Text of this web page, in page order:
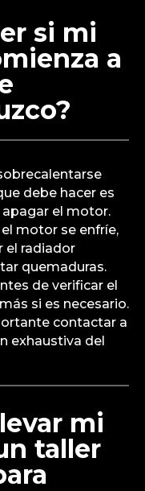
si mi
a
debe hacer es
el motor.
motor se enfríe,
el radiador
quemaduras.
de verificar el
si es necesario.
contactar a
exhaustiva del
mi
taller